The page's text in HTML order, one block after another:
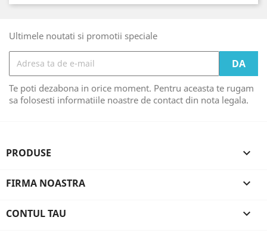
Ultimele noutati si promotii speciale
Te poti dezabona in orice moment. Pentru aceasta te rugam
sa folosesti informatiile noastre de contact din nota legala.
PRODUSE 
FIRMA NOASTRA 
CONTUL TAU 